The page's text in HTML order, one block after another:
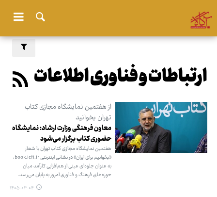
ارتباطات و فناوری اطلاعات
از هفتمین نمایشگاه مجازی کتاب
تهران بخوانید
معاون فرهنگی وزارت ارشاد: نمایشگاه
حضوری کتاب برگزار می‌شود
هفتمین نمایشگاه مجازی کتاب تهران با شعار
«بخوانیم برای ایران» در نشانی اینترنتی book.icfi.ir،
به عنوان جلوه‌ای عینی از هم‌افزایی کارآمد میان
حوزه‌های فرهنگ و فناوری امروز به پایان می‌رسد.
۱۴۰۵.۰۳.۰۴